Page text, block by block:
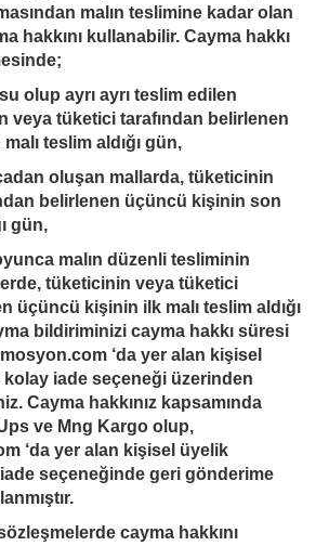
malın teslimine kadar olan
hakkını kullanabilir. Cayma hakkı
olup ayrı ayrı teslim edilen
veya tüketici tarafından belirlenen
teslim aldığı gün,
oluşan mallarda, tüketicinin
belirlenen üçüncü kişinin son
gün,
malın düzenli tesliminin
tüketicinin veya tüketici
üçüncü kişinin ilk malı teslim aldığı
bildiriminizi cayma hakkı süresi
‘da yer alan kişisel
kolay iade seçeneği üzerinden
Cayma hakkınız kapsamında
ve Mng Kargo olup,
‘da yer alan kişisel üyelik
seçeneğinde geri gönderime
cayma hakkını